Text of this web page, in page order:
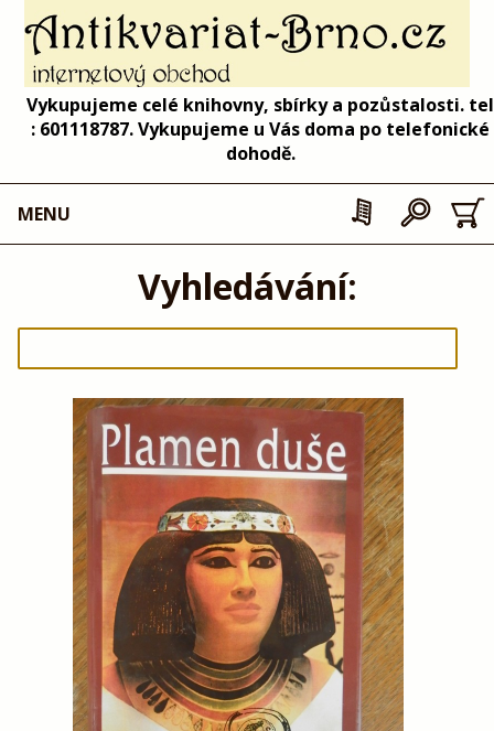
Vykupujeme celé knihovny, sbírky a pozůstalosti. tel
: 601118787. Vykupujeme u Vás doma po telefonické
dohodě.
MENU
Vyhledávání: